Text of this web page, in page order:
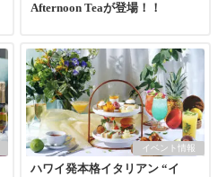
Afternoon Teaが登場！！
イベント情報
ハワイ発本格イタリアン “イ